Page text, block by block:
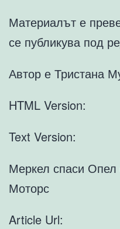
Материалът е
се публикува под
Автор е Тристана
HTML Version:
Text Version:
Меркел спаси Опел
Моторс
Article Url: